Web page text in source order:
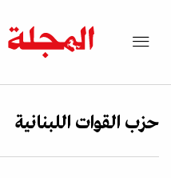
حزب القوات اللبنانية